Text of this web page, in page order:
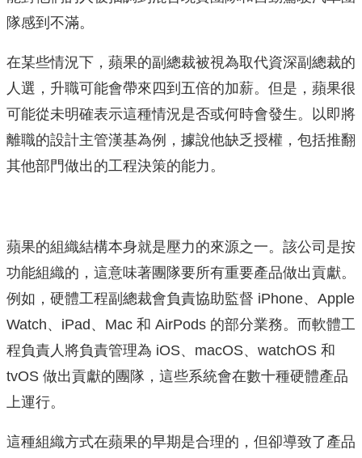
隊感到不滿。
在某些情況下，蘋果的副總裁被視為取代資深副總裁的
人選，升職可能會帶來四到五倍的加薪。但是，蘋果很
可能從未明確表示這種情況是否或何時會發生。以即將
離職的設計主管漢基為例，據說他缺乏授權，包括推翻
其他部門做出的工程決策的能力。
蘋果的組織結構本身就是壓力的來源之一。該公司是按
功能組織的，這意味著團隊要所有重要產品做出貢獻。
例如，硬體工程副總裁會負責協助監督 iPhone、Apple
Watch、iPad、Mac 和 AirPods 的部分業務。而軟體工
程負責人將負責管理為 iOS、macOS、watchOS 和
tvOS 做出貢獻的團隊，這些系統會在數十種硬體產品
上運行。
這種組織方式在蘋果的早期是合理的，但卻導致了產品